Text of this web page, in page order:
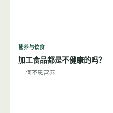
营养与饮食
加工食品都是不健康的吗？
何不思营养